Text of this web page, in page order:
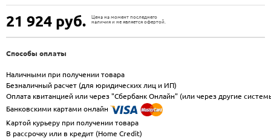
21 924 руб.
Цена на момент последнего
наличия и не является офертой.
Способы оплаты
Наличными при получении товара
Безналичный расчет (для юридических лиц и ИП)
Оплата квитанцией или через "Сбербанк Онлайн" (или через другие
Банковскими картами онлайн
Картой курьеру при получении товара
В рассрочку или в кредит (Home Credit)